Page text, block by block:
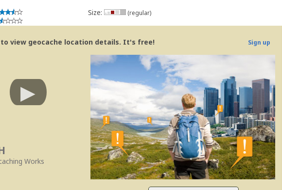
Size: (regular)
to view geocache location details. It's free! Sign up
Works